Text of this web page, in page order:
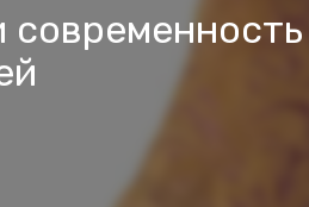
современность